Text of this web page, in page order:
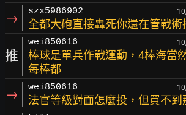
→ szx5986902
全都大砲直接轟死你還在管戰術
推
wei850616
棒球是單兵作戰運動，4棒海當
每棒都
→ wei850616
法官等級對面怎麼投，但買不到